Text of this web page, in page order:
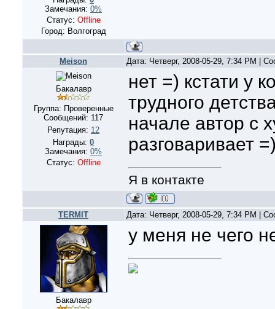
Замечания: 0%
Статус: Offline
Город: Волгоград
Meison Дата: Четверг, 2008-05-29, 7:34 PM |
Бакалавр
Группа: Проверенные
Сообщений: 117
Репутация: 12
Награды: 0
Замечания: 0%
Статус: Offline
нет =) кстати у
трудного
начале автор с
разговаривает
Я в контакте
TERMIT Дата: Четверг, 2008-05-29, 7:34 PM |
Бакалавр
у меня не чего